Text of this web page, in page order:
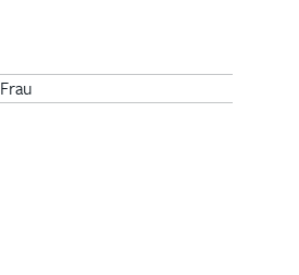
Frau